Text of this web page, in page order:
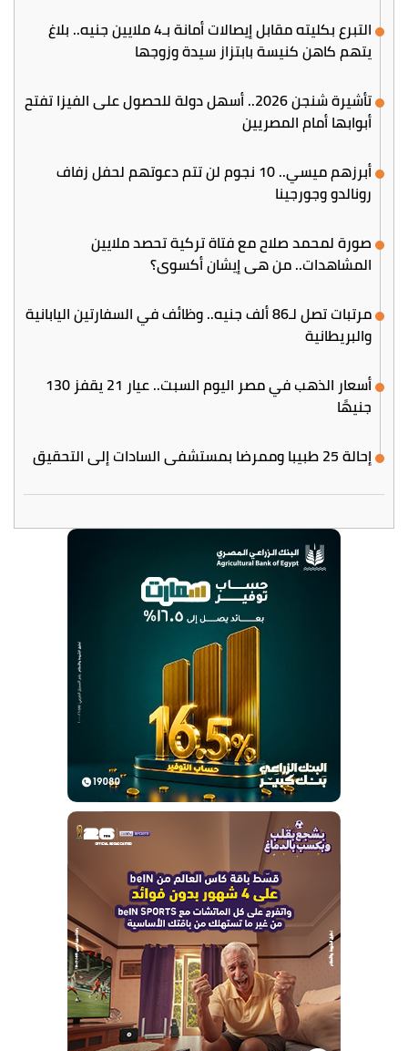
التبرع بكليته مقابل إيصالات أمانة بـ4 ملايين جنيه.. بلاغ
يتهم كاهن كنيسة بابتزاز سيدة وزوجها
تأشيرة شنجن 2026.. أسهل دولة للحصول على الفيزا تفتح
أبوابها أمام المصريين
أبرزهم ميسي.. 10 نجوم لن تتم دعوتهم لحفل زفاف
رونالدو وجورجينا
صورة لمحمد صلاح مع فتاة تركية تحصد ملايين
المشاهدات.. من هي إيشان أكسوي؟
مرتبات تصل لـ86 ألف جنيه.. وظائف في السفارتين اليابانية
والبريطانية
أسعار الذهب في مصر اليوم السبت.. عيار 21 يقفز 130
جنيهًا
إحالة 25 طبيبا وممرضا بمستشفى السادات إلى التحقيق